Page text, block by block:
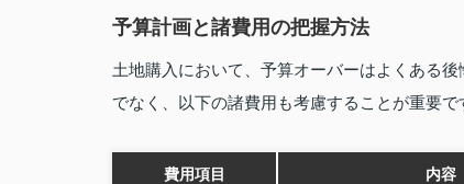
予算計画と諸費用の把握方法
土地購入において、予算オーバーはよくある
でなく、以下の諸費用も考慮することが重要で
費用項目 内容